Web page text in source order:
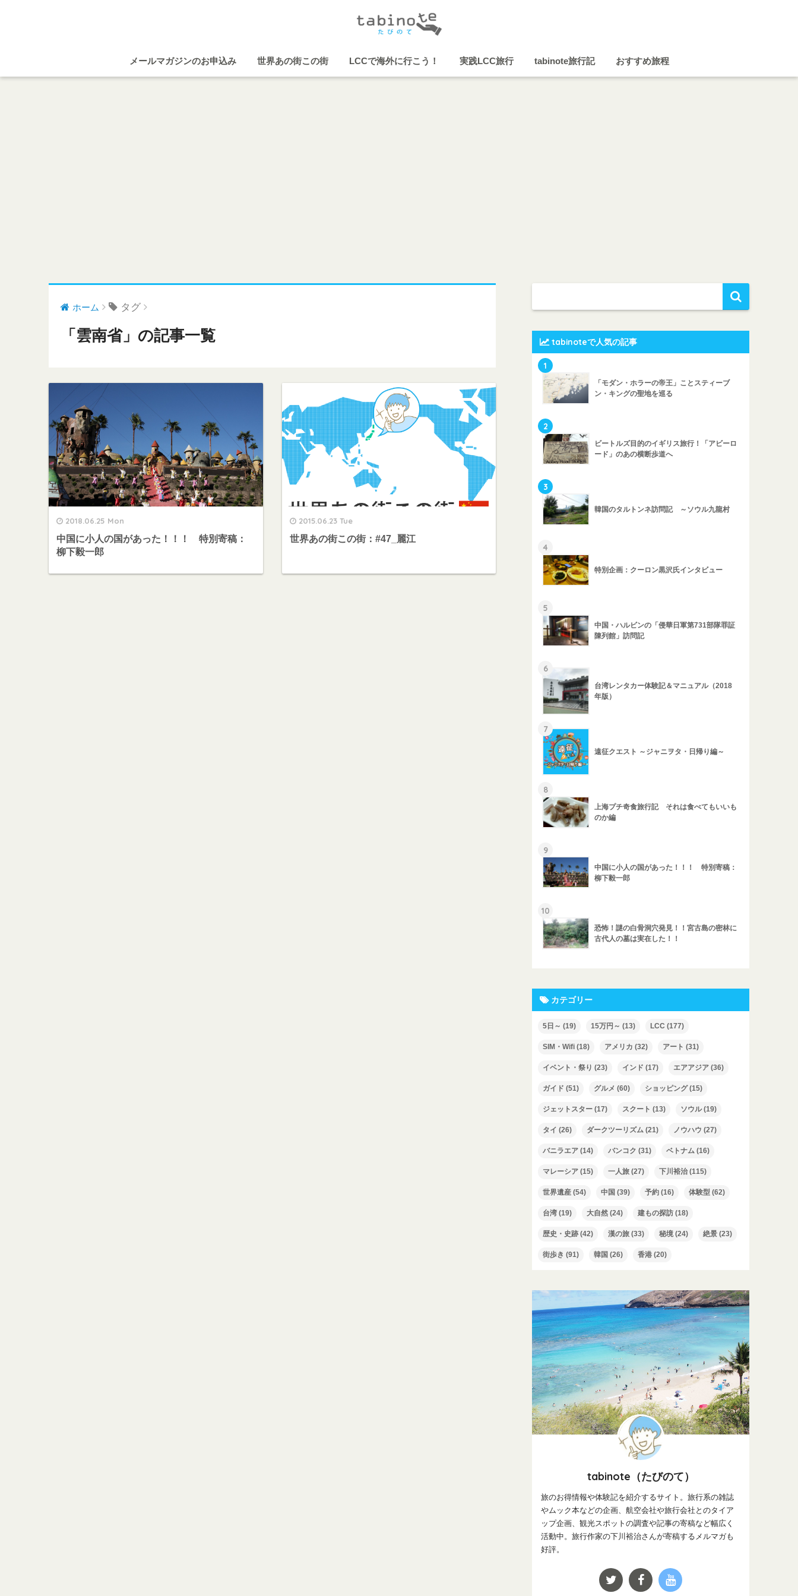
メールマガジンのお申込み 世界あの街この街 LCCで海外に行こう！ 実践LCC旅行 tabinote旅行記 おすすめ旅程
ホーム タグ
「雲南省」の記事一覧
2018.06.25 Mon
中国に小人の国があった！！！ 特別寄稿：
柳下毅一郎
2015.06.23 Tue
世界あの街この街：#47_麗江
tabinoteで人気の記事
1
「モダン・ホラーの帝王」ことスティーブ
ン・キングの聖地を巡る
2
ビートルズ目的のイギリス旅行！「アビーロ
ード」のあの横断歩道へ
3
韓国のタルトンネ訪問記 ～ソウル九龍村
4
特別企画：クーロン黒沢氏インタビュー
5
中国・ハルビンの「侵華日軍第731部隊罪証
陳列館」訪問記
6
台湾レンタカー体験記＆マニュアル（2018
年版）
7
遠征クエスト ～ジャニヲタ・日帰り編～
8
上海プチ奇食旅行記 それは食べてもいいも
のか編
9
中国に小人の国があった！！！ 特別寄稿：
柳下毅一郎
10
恐怖！謎の白骨洞穴発見！！宮古島の密林に
古代人の墓は実在した！！
カテゴリー
5日～ (19) 15万円～ (13) LCC (177)
SIM・Wifi (18) アメリカ (32) アート (31)
イベント・祭り (23) インド (17) エアアジア (36)
ガイド (51) グルメ (60) ショッピング(15)
ジェットスター (17) スクート (13) ソウル(19)
タイ (26) ダークツーリズム (21) ノウハウ (27)
バニラエア (14) バンコク (31) ベトナム (16)
マレーシア (15) 一人旅 (27) 下川裕治(115)
世界遺産 (54) 中国 (39) 予約 (16) 体験型 (62)
台湾 (19) 大自然 (24) 建もの探訪 (18)
歴史・史跡 (42) 漢の旅 (33) 秘境 (24) 絶景 (23)
街歩き (91) 韓国 (26) 香港 (20)
tabinote（たびのて）
旅のお得情報や体験記を紹介するサイト。旅行系の雑誌
やムック本などの企画、航空会社や旅行会社とのタイア
ップ企画、観光スポットの調査や記事の寄稿など幅広く
活動中。旅行作家の下川裕治さんが寄稿するメルマガも
好評。